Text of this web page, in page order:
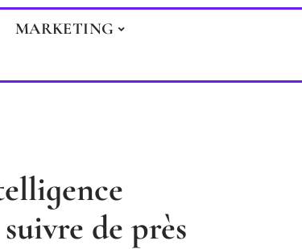
MARKETING
de près